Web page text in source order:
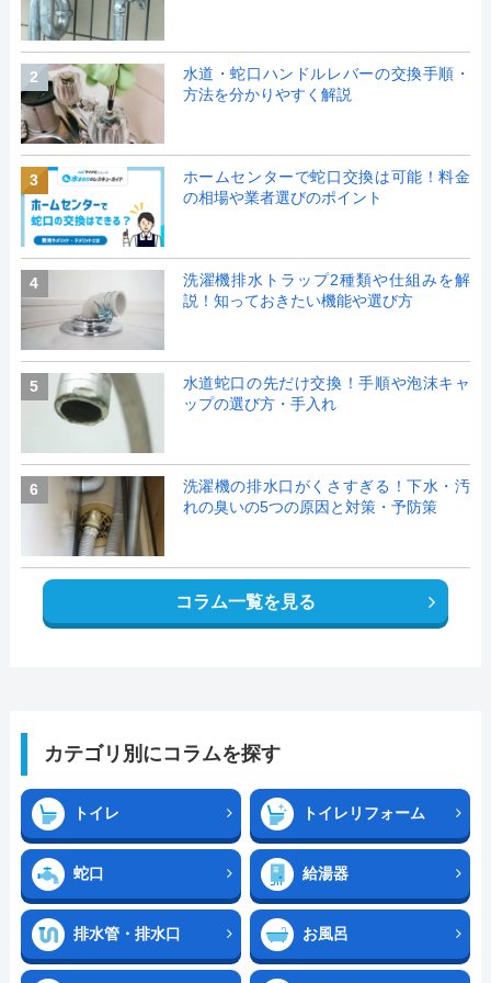
2
水道・蛇口ハンドルレバーの交換手順・
方法を分かりやすく解説
3
ホームセンターで蛇口交換は可能！料金
の相場や業者選びのポイント
4
洗濯機排水トラップ2種類や仕組みを解
説！知っておきたい機能や選び方
5
水道蛇口の先だけ交換！手順や泡沫キャ
ップの選び方・手入れ
6
洗濯機の排水口がくさすぎる！下水・汚
れの臭いの5つの原因と対策・予防策
コラム一覧を見る
カテゴリ別にコラムを探す
トイレ トイレリフォーム
蛇口 給湯器
排水管・排水口 お風呂